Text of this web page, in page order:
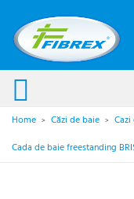
Home > Căzi de baie >
Cada de baie freestanding